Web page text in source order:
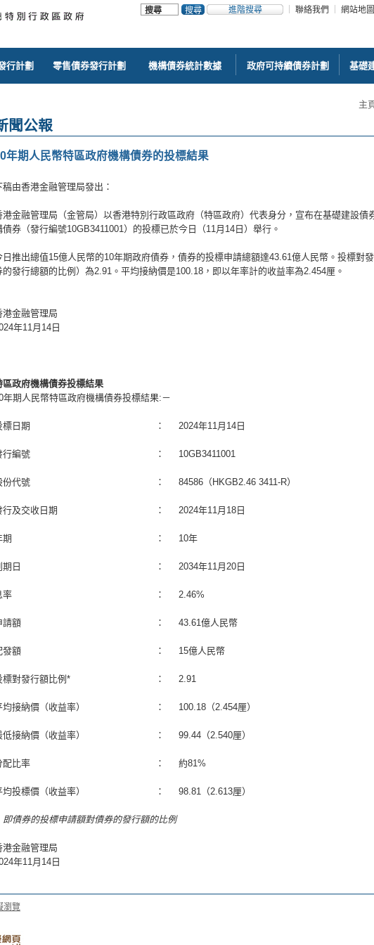
進階搜尋 聯絡我們 網站地圖
行計劃 零售債券發行計劃 機構債券統計數據 政府可持續債券計劃 基礎
主
聞公報
年期人民幣特區政府機構債券的投標結果
稿由香港金融管理局發出：
港金融管理局（金管局）以香港特別行政區政府（特區政府）代表身分，宣布在基礎建設債
債券（發行編號10GB3411001）的投標已於今日（11月14日）舉行。
日推出總值15億人民幣的10年期政府債券，債券的投標申請總額達43.61億人民幣。投標對
的發行總額的比例）為2.91。平均接納價是100.18，即以年率計的收益率為2.454厘。
港金融管理局
年11月14日
區政府機構債券投標結果
年期人民幣特區政府機構債券投標結果:－
標日期 ： 2024年11月14日
行編號 ： 10GB3411001
份代號 ： 84586（HKGB2.46 3411-R）
行及交收日期 ： 2024年11月18日
期 ： 10年
期日 ： 2034年11月20日
率 ： 2.46%
請額 ： 43.61億人民幣
發額 ： 15億人民幣
標對發行額比例* ： 2.91
均接納價（收益率） ： 100.18（2.454厘）
低接納價（收益率） ： 99.44（2.540厘）
配比率 ： 約81%
均投標價（收益率） ： 98.81（2.613厘）
債券的投標申請額對債券的發行額的比例
港金融管理局
年11月14日
瀏覽